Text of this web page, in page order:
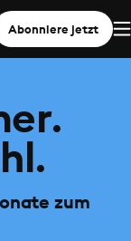
Abonniere jetzt
zum